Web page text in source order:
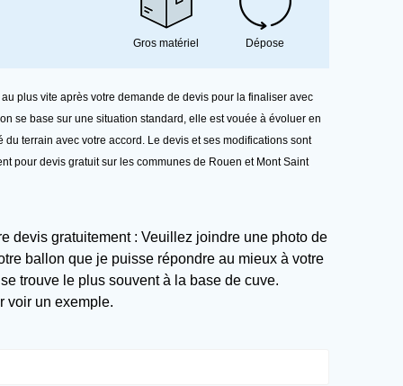
Gros matériel Dépose
plus vite après votre demande de devis pour la finaliser avec
se base sur une situation standard, elle est vouée à évoluer en
du terrain avec votre accord. Le devis et ses modifications sont
pour devis gratuit sur les communes de Rouen et Mont Saint
devis gratuitement : Veuillez joindre une photo de
ballon que je puisse répondre au mieux à votre
trouve le plus souvent à la base de cuve.
voir un exemple.